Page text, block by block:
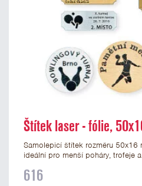
Štítek laser - fólie,
Samolepicí štítek rozměru 50x16
ideální pro menší poháry, trofeje
nebo text. U textu doporučujeme
616